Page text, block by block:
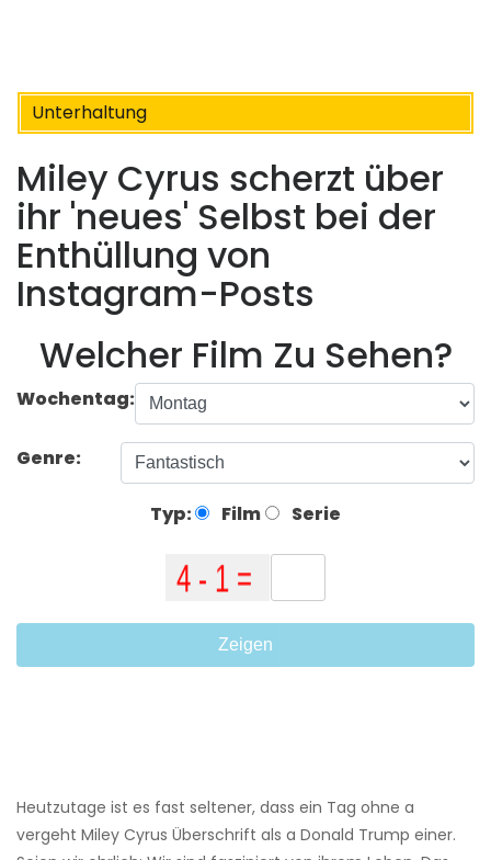
Unterhaltung
Miley Cyrus scherzt über
ihr 'neues' Selbst bei der
Enthüllung von
Instagram-Posts
Welcher Film Zu Sehen?
Wochentag:
Genre:
Typ: Film Serie
Zeigen
Heutzutage ist es fast seltener, dass ein Tag ohne a
vergeht Miley Cyrus Überschrift als a Donald Trump einer.